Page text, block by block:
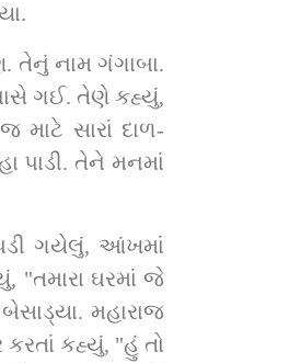
તેનું નામ ગંગાબા.
ગઈ. તેણે કહ્યું,
માટે સારાં દાળ-
પાડી. તેને મનમાં
ગયેલું, આંખમાં
"તમારા ઘરમાં જે
મહારાજ
કહ્યું, "હું તો